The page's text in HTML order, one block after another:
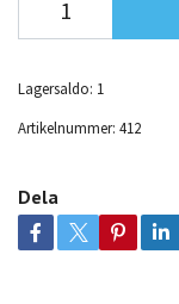
Lagersaldo: 1
Artikelnummer: 412
Dela